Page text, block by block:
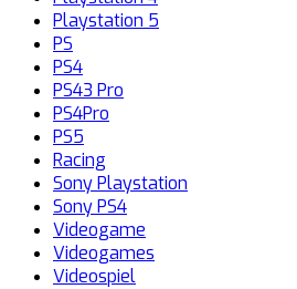
Playstation 5
PS
PS4
PS43 Pro
PS4Pro
PS5
Racing
Sony Playstation
Sony PS4
Videogame
Videogames
Videospiel